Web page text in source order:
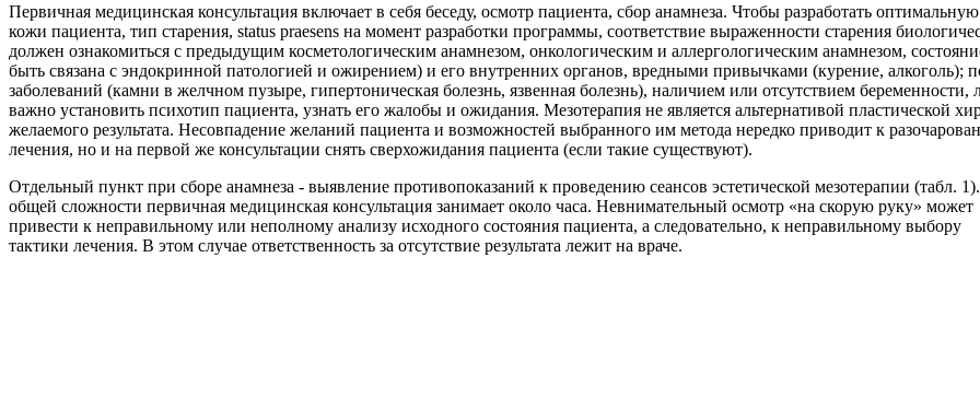
Первичная медицинская консультация включает в себя беседу, осмотр пациента, сбор анамнеза. Чтобы разработать
кожи пациента, тип старения, status praesens на момент разработки программы, соответствие выраженности старения
должен ознакомиться с предыдущим косметологическим анамнезом, онкологическим и аллергологическим анамнезом,
быть связана с эндокринной патологией и ожирением) и его внутренних органов, вредными привычками (курение, алкоголь);
заболеваний (камни в желчном пузыре, гипертоническая болезнь, язвенная болезнь), наличием или отсутствием
важно установить психотип пациента, узнать его жалобы и ожидания. Мезотерапия не является альтернативой пластической
желаемого результата. Несовпадение желаний пациента и возможностей выбранного им метода нередко приводит к
лечения, но и на первой же консультации снять сверхожидания пациента (если такие существуют).
Отдельный пункт при сборе анамнеза - выявление противопоказаний к проведению сеансов эстетической мезотерапии (табл.
общей сложности первичная медицинская консультация занимает около часа. Невнимательный осмотр «на скорую руку» может
привести к неправильному или неполному анализу исходного состояния пациента, а следовательно, к неправильному выбору
тактики лечения. В этом случае ответственность за отсутствие результата лежит на враче.